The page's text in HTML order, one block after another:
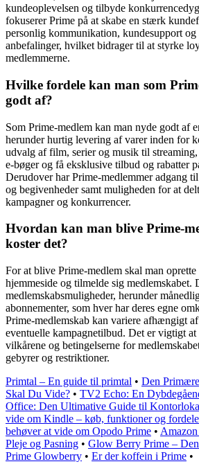
kundeoplevelsen og tilbyde
fokuserer Prime på at skabe en stærk
personlig kommunikation, kundesupport
anbefalinger, hvilket bidrager til at styrke
medlemmerne.
Hvilke fordele kan man som
godt af?
Som Prime-medlem kan man nyde godt af
herunder hurtig levering af varer inden for
udvalg af film, serier og musik til
e-bøger og få eksklusive tilbud og rabatter
Derudover har Prime-medlemmer adgang
og begivenheder samt muligheden for at
kampagner og konkurrencer.
Hvordan kan man blive Prime-
koster det?
For at blive Prime-medlem skal man
hjemmeside og tilmelde sig medlemskabet.
medlemskabsmuligheder, herunder
abonnementer, som hver har deres egne
Prime-medlemskab kan variere afhængigt
eventuelle kampagnetilbud. Det er vigtigt
vilkårene og betingelserne for
gebyrer og restriktioner.
Primtal – En guide til primtal • Den
Skal Du Vide? • TV2 Echo: En
Office: Den Ultimative Guide til
vide om Kindle – køb, funktioner og fordele
behøver at vide om Opodo Prime •
Pleje og Pasning • Glow Berry Prime –
Prime Glowberry • Er der koffein i Prime •